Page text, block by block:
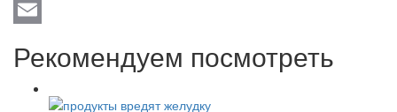
Pinterest
Рекомендуем посмотреть